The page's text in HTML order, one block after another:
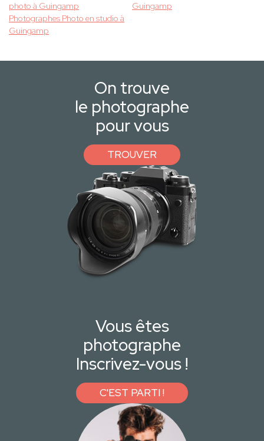
photo à Guingamp
Guingamp
Photographes Photo en studio à
Guingamp
On trouve
le photographe
pour vous
TROUVER
Vous êtes
photographe
Inscrivez-vous !
C'EST PARTI !